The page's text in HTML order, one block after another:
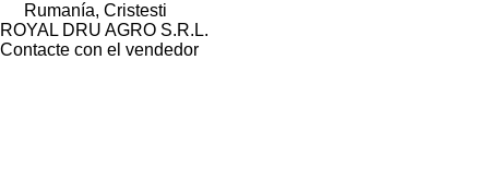
Rumanía, Cristesti
ROYAL DRU AGRO S.R.L.
Contacte con el vendedor